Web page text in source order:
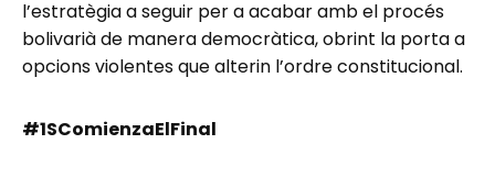
l’estratègia a seguir per a acabar amb el procés
bolivarià de manera democràtica, obrint la porta a
opcions violentes que alterin l’ordre constitucional.
#1SComienzaElFinal